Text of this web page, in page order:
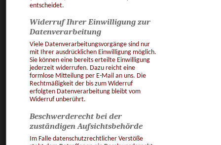
entscheidet.
Widerruf Ihrer Einwilligung zur
Datenverarbeitung
Viele Datenverarbeitungsvorgänge sind nur
mit Ihrer ausdrücklichen Einwilligung möglich.
Sie können eine bereits erteilte Einwilligung
jederzeit widerrufen. Dazu reicht eine
formlose Mitteilung per E-Mail an uns. Die
Rechtmäßigkeit der bis zum Widerruf
erfolgten Datenverarbeitung bleibt vom
Widerruf unberührt.
Beschwerderecht bei der
zuständigen Aufsichtsbehörde
Im Falle datenschutzrechtlicher Verstöße